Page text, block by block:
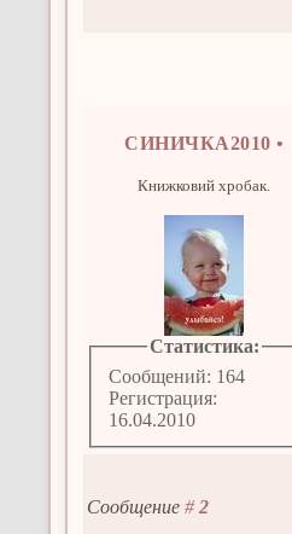
СИНИЧКА2010 •
Книжковий хробак.
Статистика:
Сообщений: 164
Регистрация:
16.04.2010
Сообщение#2